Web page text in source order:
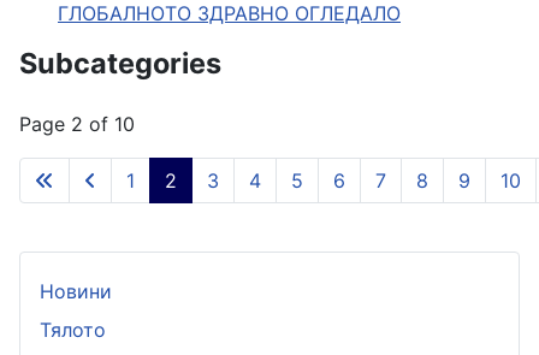
ГЛОБАЛНОТО ЗДРАВНО ОГЛЕДАЛО
Subcategories
Page 2 of 10
1 2 3 4 5 6 7 8 9 10
Новини
Тялото